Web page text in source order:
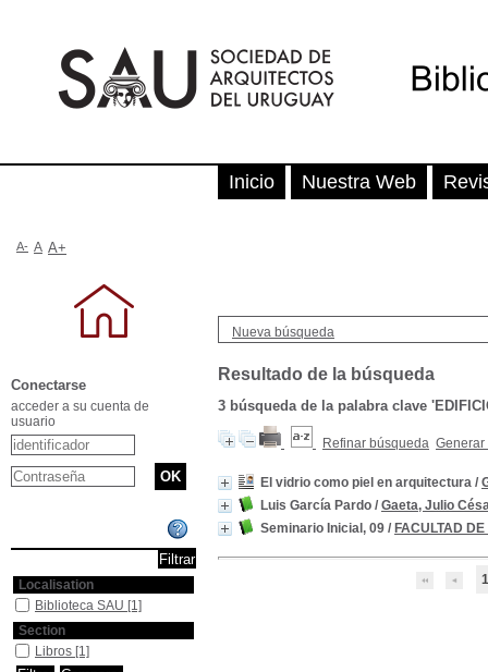
Nueva búsqueda
Resultado de la búsqueda
3 búsqueda de la palabra clave
Refinar búsqueda Generar
El vidrio como piel en arquitectura /
Luis García Pardo / Gaeta, Julio
Seminario Inicial, 09 / FACULTAD
1
Inicio Nuestra Web
A- A A+
Conectarse
acceder a su cuenta de
usuario
Localisation
Biblioteca SAU [1]
Section
Libros [1]